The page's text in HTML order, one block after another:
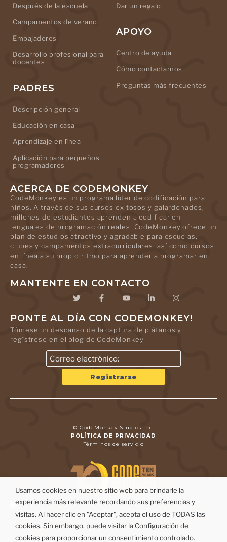
Después de la escuela
Campamentos de verano
Embajadores
Desarrollo profesional para
docentes
PADRES
Descripción general
Educación en casa
Aprendizaje en línea
Aplicación para pequeños
programadores
Dar un regalo
APOYO
Centro de ayuda
Cómo contactarnos
Preguntas más frecuentes
ACERCA DE CODEMONKEY
CodeMonkey es un programa líder de codificación para
niños. A través de sus cursos exitosos y galardonados,
millones de estudiantes aprenden a codificar en
lenguajes de programación reales. CodeMonkey ofrece un
plan de estudios atractivo y agradable para escuelas,
clubes y campamentos extracurriculares, así como cursos
en línea a su propio ritmo para aprender a programar en
casa.
MANTENTE EN CONTACTO
PONTE AL DÍA CON CODEMONKEY!
Tómese un descanso de la captura de plátanos y
regístrese en el blog de CodeMonkey
© CodeMonkey Studios Inc.
POLÍTICA DE PRIVACIDAD
Términos de servicio
Usamos cookies en nuestro sitio web para brindarle la
experiencia más relevante recordando sus preferencias y
visitas. Al hacer clic en "Aceptar", acepta el uso de TODAS las
cookies. Sin embargo, puede visitar la Configuración de
cookies para proporcionar un consentimiento controlado.